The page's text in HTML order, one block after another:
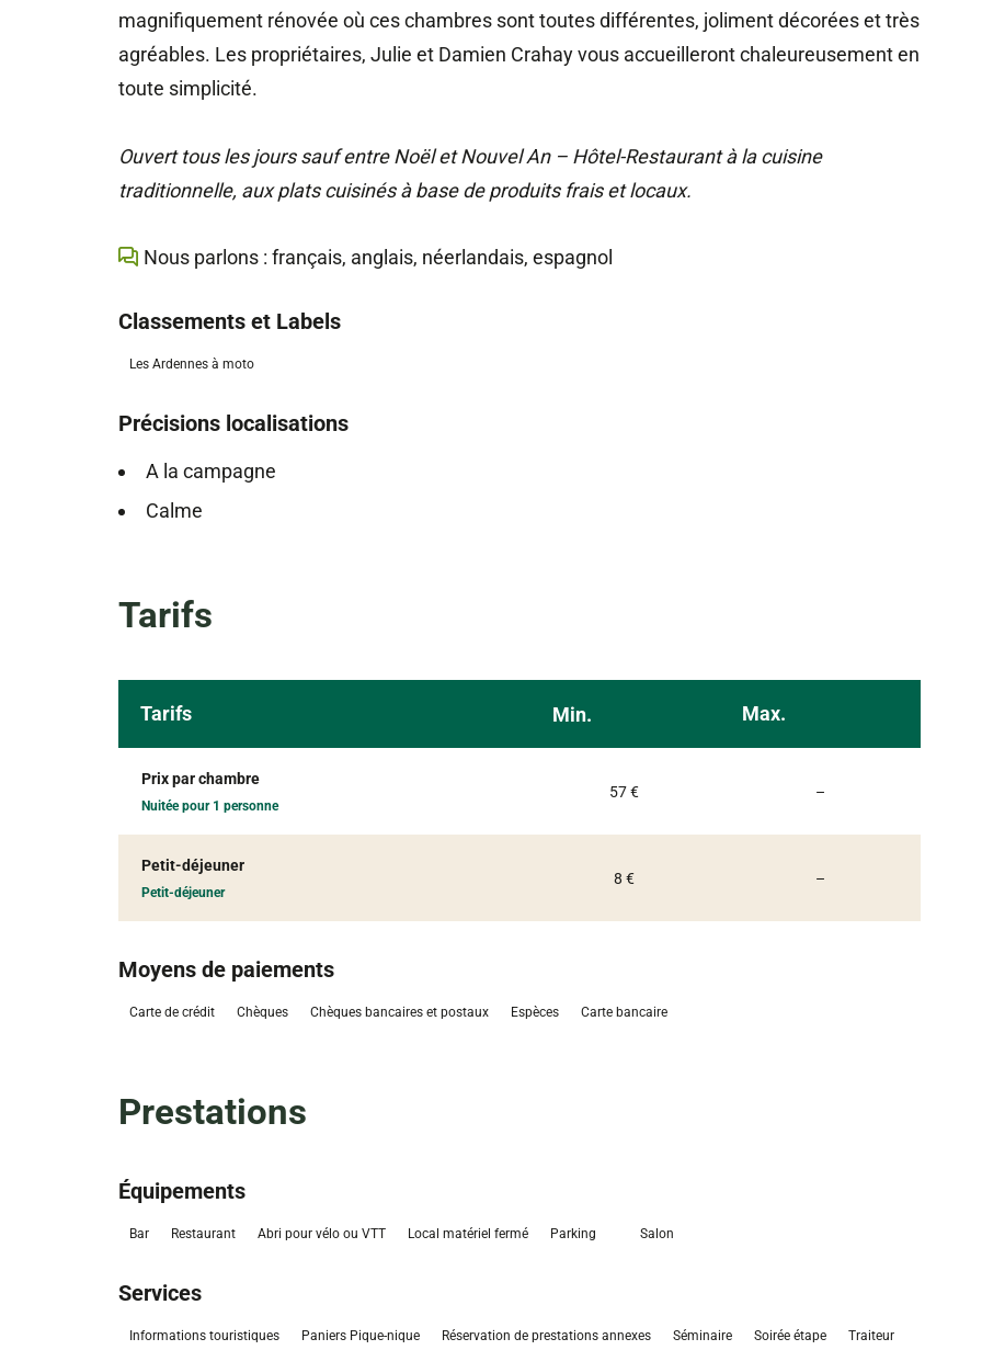
magnifiquement rénovée où ces chambres sont toutes différentes, joliment décorées et très
agréables. Les propriétaires, Julie et Damien Crahay vous accueilleront chaleureusement en
toute simplicité.
Ouvert tous les jours sauf entre Noël et Nouvel An – Hôtel-Restaurant à la cuisine
traditionnelle, aux plats cuisinés à base de produits frais et locaux.
Nous parlons : français, anglais, néerlandais, espagnol
Classements et Labels
Les Ardennes à moto
Précisions localisations
A la campagne
Calme
Tarifs
Tarifs Min. Max.
Prix par chambre
Nuitée pour 1 personne
57 € –Non communiqué
Petit-déjeuner
Petit-déjeuner
8 € –Non communiqué
Moyens de paiements
Carte de crédit Chèques Chèques bancaires et postaux Espèces Carte bancaire
Prestations
Équipements
Bar Restaurant Abri pour vélo ou VTT Local matériel fermé Parking Salon
Services
Informations touristiques Paniers Pique-nique Réservation de prestations annexes Séminaire Soirée étape Traiteur